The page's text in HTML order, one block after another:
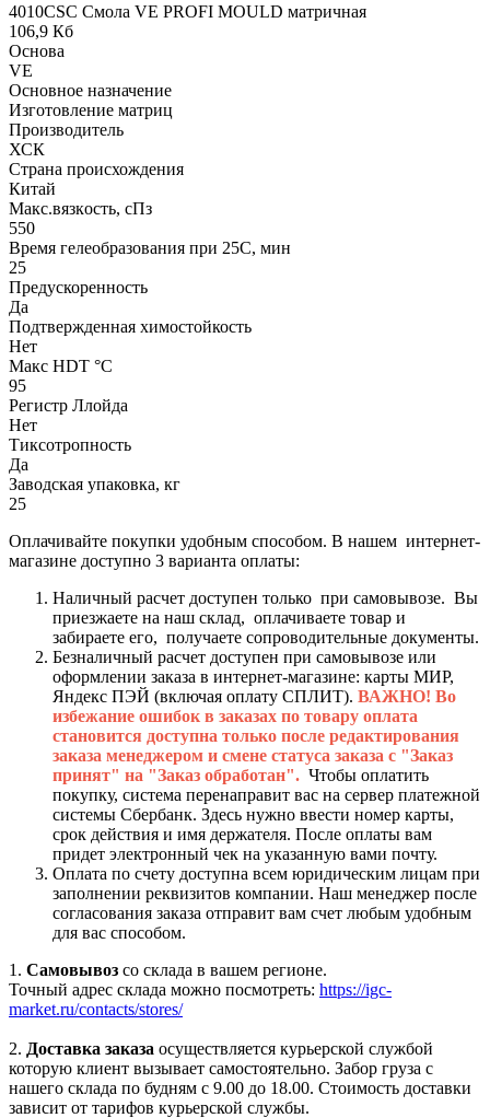
4010CSC Смола VE PROFI MOULD матричная
106,9 Кб
Основа
VE
Основное назначение
Изготовление матриц
Производитель
ХСК
Страна происхождения
Китай
Макс.вязкoсть, сПз
550
Время гелеобразования при 25С, мин
25
Предускоренность
Да
Подтвержденная химостойкость
Нет
Макс HDT °С
95
Регистр Ллойда
Нет
Тиксотропность
Да
Заводская упаковка, кг
25
Оплачивайте покупки удобным способом. В нашем интернет-
магазине доступно 3 варианта оплаты:
Наличный расчет доступен только при самовывозе. Вы
приезжаете на наш склад, оплачиваете товар и
забираете его, получаете сопроводительные документы.
Безналичный расчет доступен при самовывозе или
оформлении заказа в интернет-магазине: карты МИР,
Яндекс ПЭЙ (включая оплату СПЛИТ). ВАЖНО! Во
избежание ошибок в заказах по товару оплата
становится доступна только после редактирования
заказа менеджером и смене статуса заказа с "Заказ
принят" на "Заказ обработан". Чтобы оплатить
покупку, система перенаправит вас на сервер платежной
системы Сбербанк. Здесь нужно ввести номер карты,
срок действия и имя держателя. После оплаты вам
придет электронный чек на указанную вами почту.
Оплата по счету доступна всем юридическим лицам при
заполнении реквизитов компании. Наш менеджер после
согласования заказа отправит вам счет любым удобным
для вас способом.
1. Самовывоз со склада в вашем регионе.
Точный адрес склада можно посмотреть: https://igc-
market.ru/contacts/stores/
2. Доставка заказа осуществляется курьерской службой
которую клиент вызывает самостоятельно. Забор груза с
нашего склада по будням с 9.00 до 18.00. Стоимость доставки
зависит от тарифов курьерской службы.